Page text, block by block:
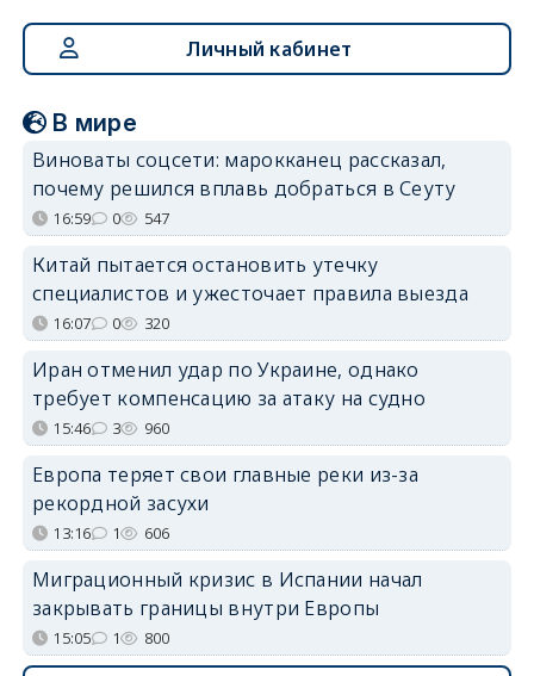
Личный кабинет
В мире
Виноваты соцсети: марокканец рассказал,
почему решился вплавь добраться в Сеуту
16:59 0 547
Китай пытается остановить утечку
специалистов и ужесточает правила выезда
16:07 0 320
Иран отменил удар по Украине, однако
требует компенсацию за атаку на судно
15:46 3 960
Европа теряет свои главные реки из-за
рекордной засухи
13:16 1 606
Миграционный кризис в Испании начал
закрывать границы внутри Европы
15:05 1 800